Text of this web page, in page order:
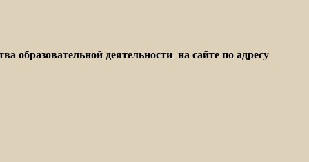
образовательной деятельности на сайте по адресу